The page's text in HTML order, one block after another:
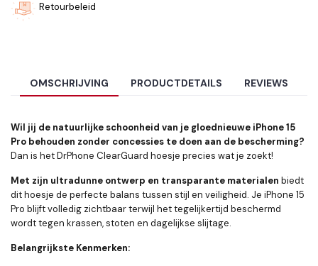
Retourbeleid
OMSCHRIJVING PRODUCTDETAILS REVIEWS
Wil jij de natuurlijke schoonheid van je gloednieuwe iPhone 15
Pro behouden zonder concessies te doen aan de bescherming?
Dan is het DrPhone ClearGuard hoesje precies wat je zoekt!
Met zijn ultradunne ontwerp en transparante materialen biedt
dit hoesje de perfecte balans tussen stijl en veiligheid. Je iPhone 15
Pro blijft volledig zichtbaar terwijl het tegelijkertijd beschermd
wordt tegen krassen, stoten en dagelijkse slijtage.
Belangrijkste Kenmerken: